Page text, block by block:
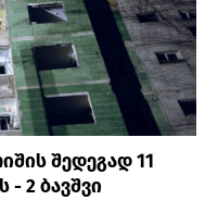
შედეგად 11
- 2 ბავშვი